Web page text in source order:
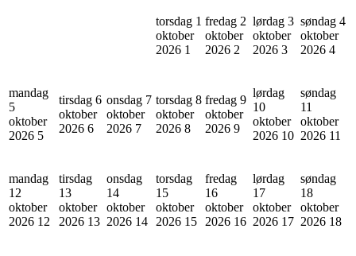
torsdag 1
oktober
2026 1
fredag 2
oktober
2026 2
lørdag 3
oktober
2026 3
søndag 4
oktober
2026 4
mandag
5
oktober
2026 5
tirsdag 6
oktober
2026 6
onsdag 7
oktober
2026 7
torsdag 8
oktober
2026 8
fredag 9
oktober
2026 9
lørdag
10
oktober
2026 10
søndag
11
oktober
2026 11
mandag
12
oktober
2026 12
tirsdag
13
oktober
2026 13
onsdag
14
oktober
2026 14
torsdag
15
oktober
2026 15
fredag
16
oktober
2026 16
lørdag
17
oktober
2026 17
søndag
18
oktober
2026 18